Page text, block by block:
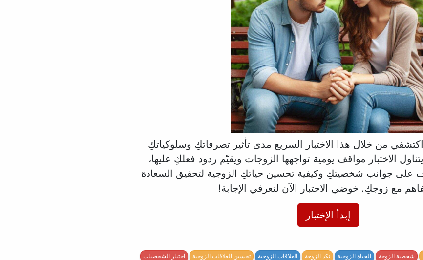
من خلال هذا الاختبار السريع مدى تأثير تصرفاتكِ وسلوكياتكِ
الاختبار مواقف يومية تواجهها الزوجات ويقيّم ردود فعلكِ عليها،
على جوانب شخصيتكِ وكيفية تحسين حياتكِ الزوجية لتحقيق السعادة
مع زوجكِ. خوضي الاختبار الآن لتعرفي الإجابة!
إبدأ الإختبار
شخصية الزوجة الحياة الزوجية نكد الزوجة العلاقات الزوجية تحسين العلاقات الزوجية
اختبار الشخصيات